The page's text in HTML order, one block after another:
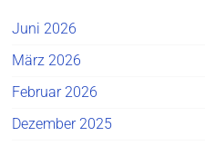
Juni 2026
März 2026
Februar 2026
Dezember 2025